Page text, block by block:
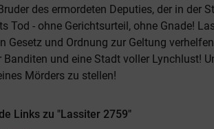
des ermordeten Deputies, der in der
Tod - ohne Gerichtsurteil, ohne Gnade!
Gesetz und Ordnung zur Geltung
Banditen und eine Stadt voller Lynchlust!
Mörders zu stellen!
Links zu "Lassiter 2759"